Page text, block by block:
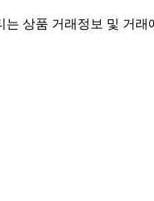
상품 거래정보 및 거